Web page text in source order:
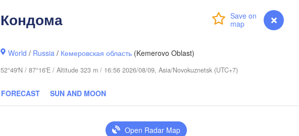
myVentusky Forecast
Кондома
World / Russia / Кемеровская область (Kemerovo Oblast)
52°49'N / 87°16'E / Altitude 323 m / 16:56 2026/08/09, Asia/Novokuznetsk (UTC+7)
FORECAST SUN AND MOON
Open Radar Map
(Bratsk)